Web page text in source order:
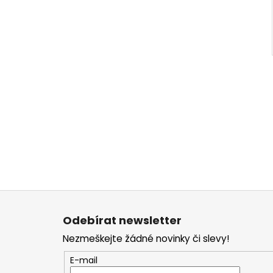
Z
Odebírat newsletter
Nezmeškejte žádné novinky či slevy!
E-mail